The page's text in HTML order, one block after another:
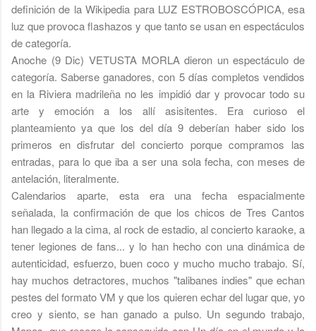
definición de la Wikipedia para LUZ ESTROBOSCÓPICA, esa
luz que provoca flashazos y que tanto se usan en espectáculos
de categoría.
Anoche (9 Dic) VETUSTA MORLA dieron un espectáculo de
categoría. Saberse ganadores, con 5 días completos vendidos
en la Riviera madrileña no les impidió dar y provocar todo su
arte y emoción a los allí asisitentes. Era curioso el
planteamiento ya que los del día 9 deberían haber sido los
primeros en disfrutar del concierto porque compramos las
entradas, para lo que iba a ser una sola fecha, con meses de
antelación, literalmente.
Calendarios aparte, esta era una fecha espacialmente
señalada, la confirmación de que los chicos de Tres Cantos
han llegado a la cima, al rock de estadio, al concierto karaoke, a
tener legiones de fans... y lo han hecho con una dinámica de
autenticidad, esfuerzo, buen coco y mucho mucho trabajo. Sí,
hay muchos detractores, muchos "talibanes indies" que echan
pestes del formato VM y que los quieren echar del lugar que, yo
creo y siento, se han ganado a pulso. Un segundo trabajo,